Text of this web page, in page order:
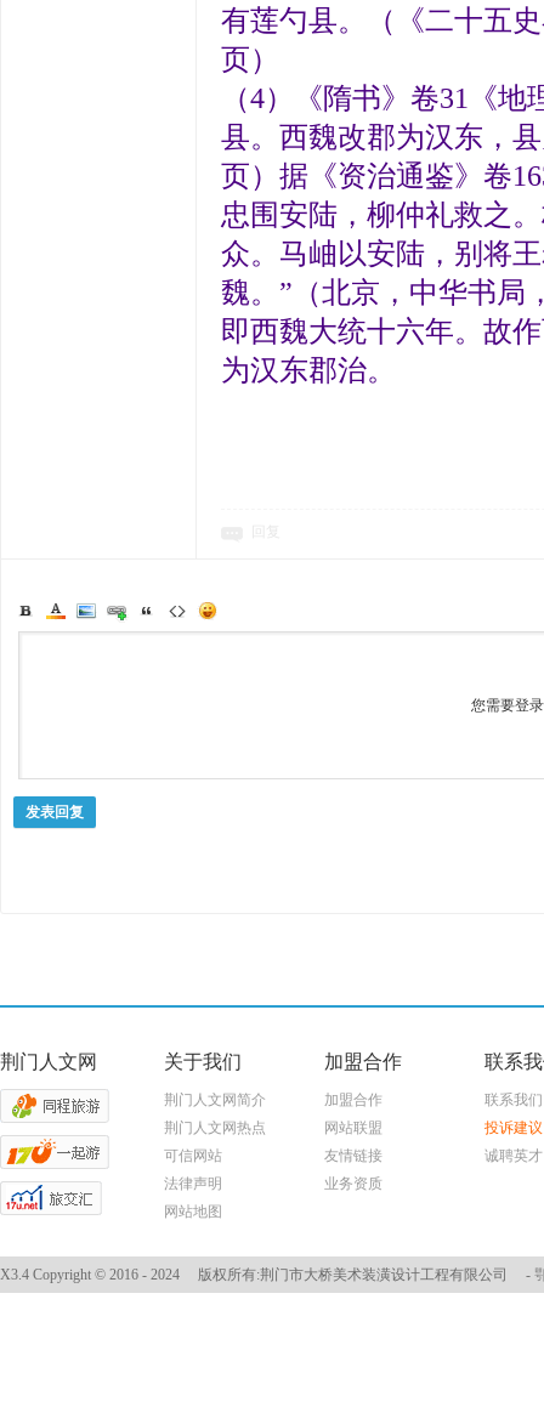
有莲勺县。（《二十五
页）
（4）《隋书》卷31《
县。西魏改郡为汉东，
页）据《资治通鉴》卷
忠围安陆，柳仲礼救之
众。马岫以安陆，别将
魏。”（北京，中华书局
即西魏大统十六年。故
为汉东郡治。
您需要登
发表回复
荆门人文网 关于我们
荆门人文网简介
荆门人文网热点
可信网站
法律声明
网站地图
加盟合作
加盟合作
网站联盟
友情链接
业务资质
联系
联系我们
投诉建议
诚聘英才
X3.4 Copyright © 2016 - 2024 版权所有:荆门市大桥美术装潢设计工程有限公司 -